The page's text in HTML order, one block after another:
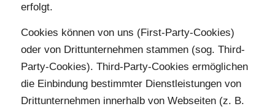
erfolgt.
Cookies können von uns (First-Party-Cookies)
oder von Drittunternehmen stammen (sog. Third-
Party-Cookies). Third-Party-Cookies ermöglichen
die Einbindung bestimmter Dienstleistungen von
Drittunternehmen innerhalb von Webseiten (z. B.